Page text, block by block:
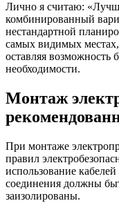
Лично я считаю:
комбинированный
нестандартной
самых видимых местах,
оставляя возможность
необходимости.
Монтаж
При монтаже
правил
использование
соединения должны
заизолированы.